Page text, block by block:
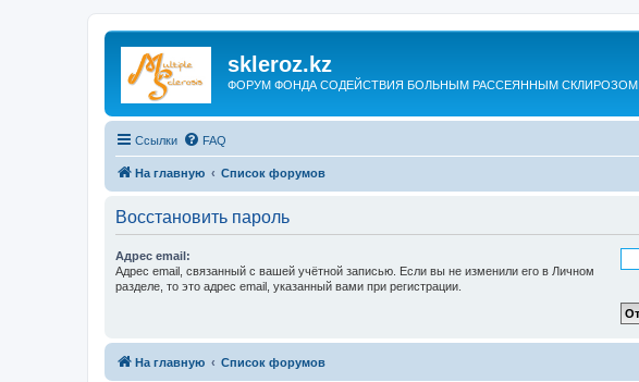
skleroz.kz
ФОРУМ ФОНДА СОДЕЙСТВИЯ БОЛЬНЫМ РАССЕЯННЫМ СКЛИРОЗОМ
Ссылки FAQ
На главную Список форумов
Восстановить пароль
Адрес email:
Адрес email, связанный с вашей учётной записью. Если вы не изменили его в Личном
разделе, то это адрес email, указанный вами при регистрации.
На главную Список форумов